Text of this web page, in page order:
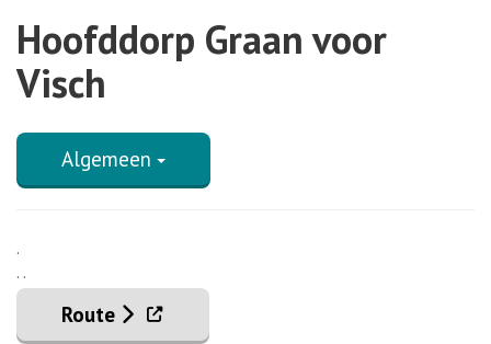
Hoofddorp Graan voor
Visch
Algemeen
.
. .
Route . Externe link